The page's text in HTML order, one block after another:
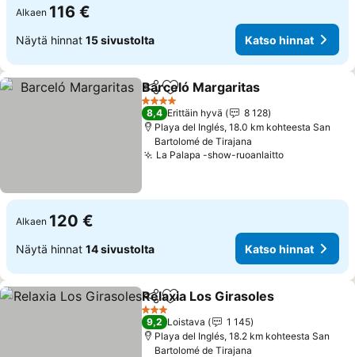
Alkaen 116 €
Näytä hinnat 15 sivustolta Katso hinnat
Jaa Lisää suosikkeihin
Barceló Margaritas
4 Tähtiluokitus
8,4 Erittäin hyvä
8 128
Playa del Inglés, 18.0 km kohteesta San
Bartolomé de Tirajana
La Palapa -show-ruoanlaitto
Alkaen 120 €
Näytä hinnat 14 sivustolta Katso hinnat
Jaa Lisää suosikkeihin
Relaxia Los Girasoles
3 Tähtiluokitus
9,2 Loistava
1 145
Playa del Inglés, 18.2 km kohteesta San
Bartolomé de Tirajana